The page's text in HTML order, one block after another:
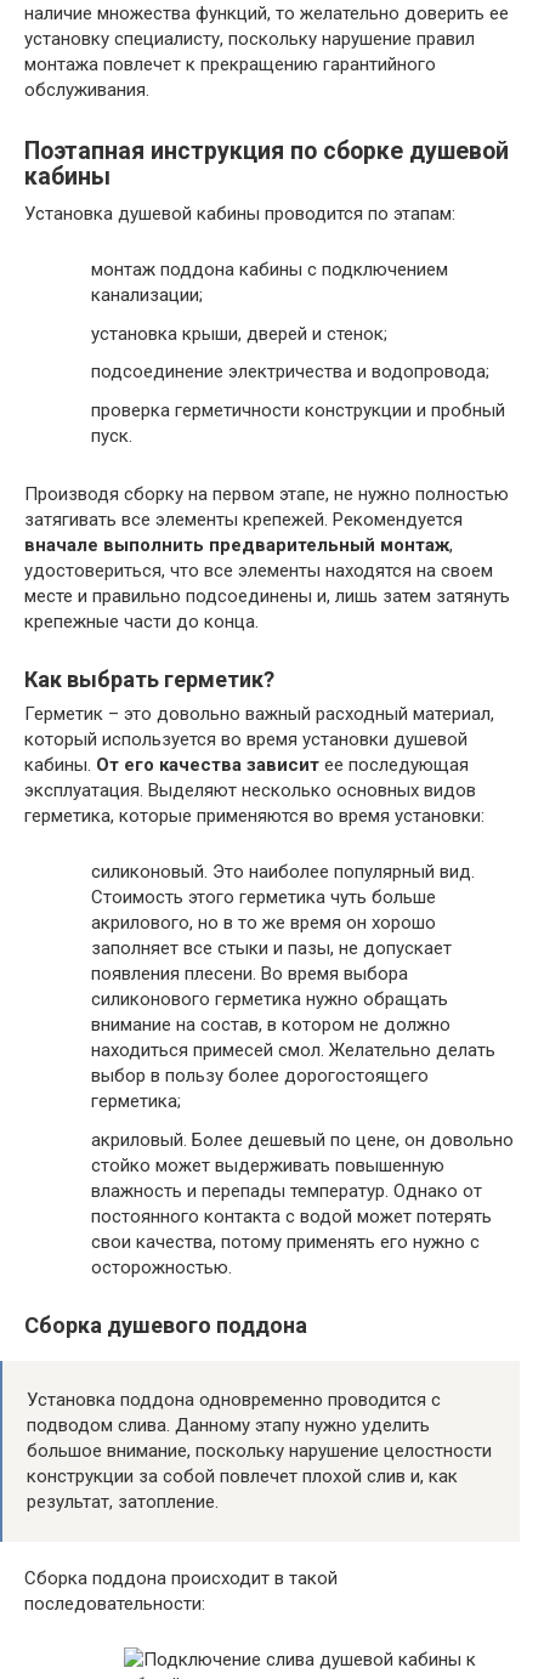
наличие множества функций, то желательно доверить ее
установку специалисту, поскольку нарушение правил
монтажа повлечет к прекращению гарантийного
обслуживания.
Поэтапная инструкция по сборке душевой
кабины
Установка душевой кабины проводится по этапам:
монтаж поддона кабины с подключением
канализации;
установка крыши, дверей и стенок;
подсоединение электричества и водопровода;
проверка герметичности конструкции и пробный
пуск.
Производя сборку на первом этапе, не нужно полностью
затягивать все элементы крепежей. Рекомендуется
вначале выполнить предварительный монтаж,
удостовериться, что все элементы находятся на своем
месте и правильно подсоединены и, лишь затем затянуть
крепежные части до конца.
Как выбрать герметик?
Герметик – это довольно важный расходный материал,
который используется во время установки душевой
кабины. От его качества зависит ее последующая
эксплуатация. Выделяют несколько основных видов
герметика, которые применяются во время установки:
силиконовый. Это наиболее популярный вид.
Стоимость этого герметика чуть больше
акрилового, но в то же время он хорошо
заполняет все стыки и пазы, не допускает
появления плесени. Во время выбора
силиконового герметика нужно обращать
внимание на состав, в котором не должно
находиться примесей смол. Желательно делать
выбор в пользу более дорогостоящего
герметика;
акриловый. Более дешевый по цене, он довольно
стойко может выдерживать повышенную
влажность и перепады температур. Однако от
постоянного контакта с водой может потерять
свои качества, потому применять его нужно с
осторожностью.
Сборка душевого поддона
Установка поддона одновременно проводится с
подводом слива. Данному этапу нужно уделить
большое внимание, поскольку нарушение целостности
конструкции за собой повлечет плохой слив и, как
результат, затопление.
Сборка поддона происходит в такой
последовательности: